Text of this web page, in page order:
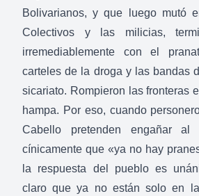
Bolivarianos, y que luego mutó
Colectivos y las milicias,
irremediablemente con el
carteles de la droga y las bandas
sicariato. Rompieron las fronteras
hampa. Por eso, cuando
Cabello pretenden engañar al
cínicamente que «ya no hay
la respuesta del pueblo es
claro que ya no están solo en